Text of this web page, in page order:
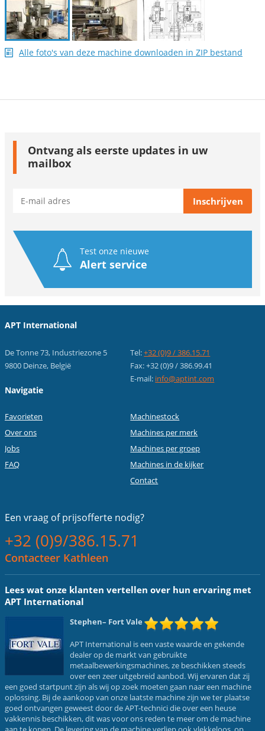
Alle foto's van deze machine downloaden in ZIP bestand
Ontvang als eerste updates in uw
mailbox
Test onze nieuwe
Alert service
APT International
De Tonne 73, Industriezone 5
9800 Deinze, België
Tel:+32 (0)9 / 386.15.71
Fax: +32 (0)9 / 386.99.41
E-mail: info@aptint.com
Navigatie
Favorieten
Over ons
Jobs
FAQ
Machinestock
Machines per merk
Machines per groep
Machines in de kijker
Contact
Een vraag ofprijsofferte nodig?
+32 (0)9/386.15.71
Contacteer Kathleen
Lees wat onze klanten vertellen over hun ervaring met
APT International
Stephen– Fort Vale
APT International is een vaste waarde en gekende
dealer op de markt van gebruikte
metaalbewerkingsmachines, ze beschikken steeds
over een zeer uitgebreid aanbod. Wij ervaren dat zij
een goed startpunt zijn als wij op zoek moeten gaan naar een machine
oplossing. Bij de aankoop van onze laatste machine zijn we ter plaatse
goed ontvangen geweest door de APT-technici die over een heuse
vakkennis beschikken, dit was voor ons reden te meer om de machine